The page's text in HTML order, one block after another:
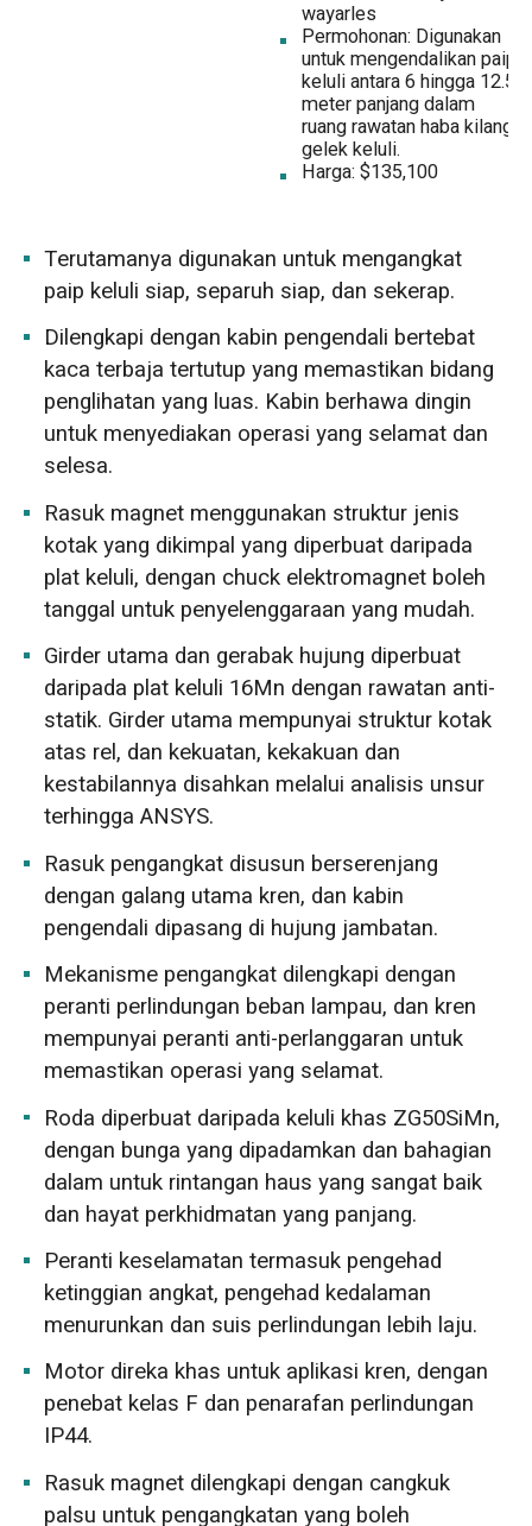
wayarles
Permohonan: Digunakan
untuk mengendalikan paip
keluli antara 6 hingga 12.5
meter panjang dalam
ruang rawatan haba kilang
gelek keluli.
Harga: $135,100
Terutamanya digunakan untuk mengangkat
paip keluli siap, separuh siap, dan sekerap.
Dilengkapi dengan kabin pengendali bertebat
kaca terbaja tertutup yang memastikan bidang
penglihatan yang luas. Kabin berhawa dingin
untuk menyediakan operasi yang selamat dan
selesa.
Rasuk magnet menggunakan struktur jenis
kotak yang dikimpal yang diperbuat daripada
plat keluli, dengan chuck elektromagnet boleh
tanggal untuk penyelenggaraan yang mudah.
Girder utama dan gerabak hujung diperbuat
daripada plat keluli 16Mn dengan rawatan anti-
statik. Girder utama mempunyai struktur kotak
atas rel, dan kekuatan, kekakuan dan
kestabilannya disahkan melalui analisis unsur
terhingga ANSYS.
Rasuk pengangkat disusun berserenjang
dengan galang utama kren, dan kabin
pengendali dipasang di hujung jambatan.
Mekanisme pengangkat dilengkapi dengan
peranti perlindungan beban lampau, dan kren
mempunyai peranti anti-perlanggaran untuk
memastikan operasi yang selamat.
Roda diperbuat daripada keluli khas ZG50SiMn,
dengan bunga yang dipadamkan dan bahagian
dalam untuk rintangan haus yang sangat baik
dan hayat perkhidmatan yang panjang.
Peranti keselamatan termasuk pengehad
ketinggian angkat, pengehad kedalaman
menurunkan dan suis perlindungan lebih laju.
Motor direka khas untuk aplikasi kren, dengan
penebat kelas F dan penarafan perlindungan
IP44.
Rasuk magnet dilengkapi dengan cangkuk
palsu untuk pengangkatan yang boleh